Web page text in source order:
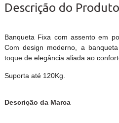
Descrição do Produto
Banqueta Fixa com assento em
Com design moderno, a
toque de elegância aliada ao
Suporta até 120Kg.
Descrição da Marca